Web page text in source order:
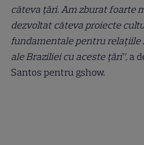
câteva țări. Am zburat foarte
dezvoltat câteva proiecte
fundamentale pentru
ale Braziliei cu aceste țări”, a
Santos pentru gshow.